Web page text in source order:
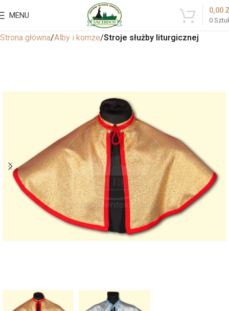
MENU
0
0,00
Strona główna Alby i komże Stroje służby liturgicznej